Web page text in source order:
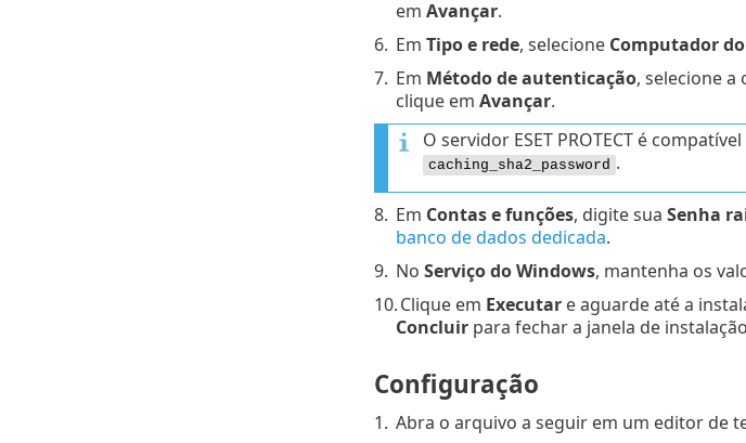
em Avançar.
6. Em Tipo e rede, selecione Computador
7. Em Método de autenticação, selecione a
clique em Avançar.
O servidor ESET PROTECT é
caching_sha2_password .
8. Em Contas e funções, digite sua Senha
banco de dados dedicada.
9. No Serviço do Windows, mantenha os
10.Clique em Executare aguarde até a
Concluirpara fechar a janela de
Configuração
1. Abra o arquivo a seguir em um editor de